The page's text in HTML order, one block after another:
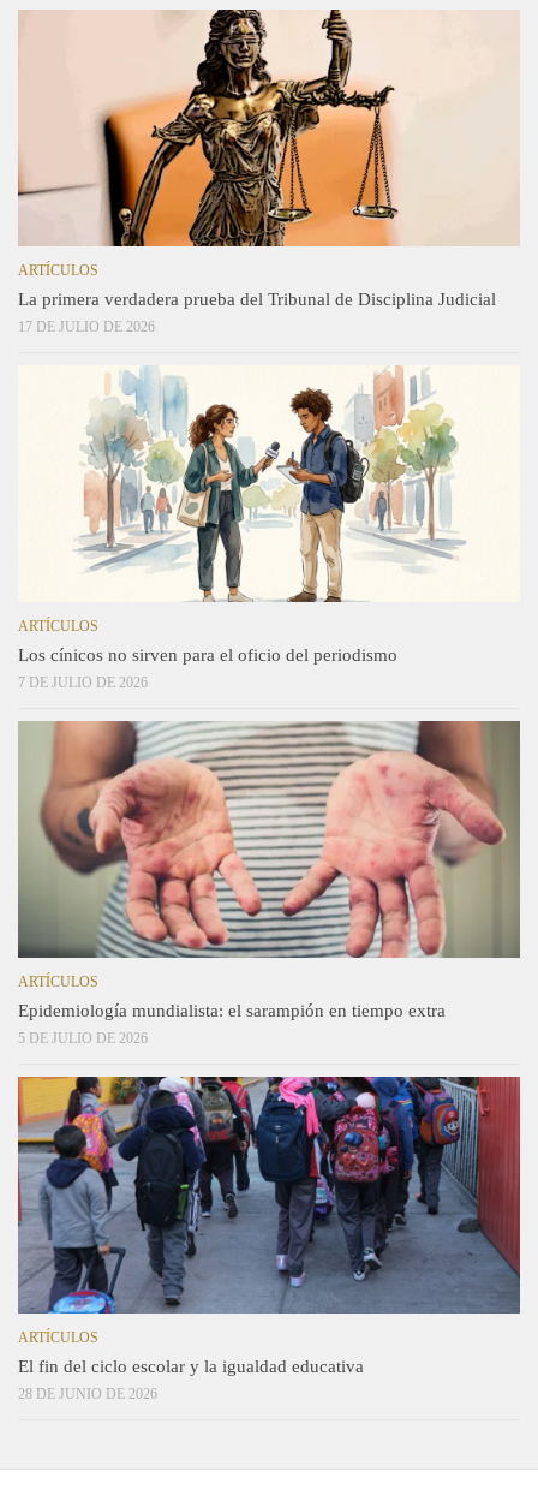
ARTÍCULOS
La primera verdadera prueba del Tribunal de Disciplina Judicial
17 DE JULIO DE 2026
ARTÍCULOS
Los cínicos no sirven para el oficio del periodismo
7 DE JULIO DE 2026
ARTÍCULOS
Epidemiología mundialista: el sarampión en tiempo extra
5 DE JULIO DE 2026
ARTÍCULOS
El fin del ciclo escolar y la igualdad educativa
28 DE JUNIO DE 2026